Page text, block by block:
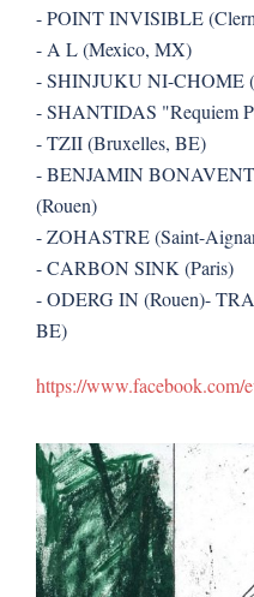
- POINT INVISIBLE
- A L (Mexico, MX)
- SHINJUKU NI-CHOME
- SHANTIDAS "Requiem
- TZII (Bruxelles, BE)
- BENJAMIN
(Rouen)
- ZOHASTRE (Saint-
- CARBON SINK (Paris)
- ODERG IN (Rouen)-
BE)
https://www.facebook.com/